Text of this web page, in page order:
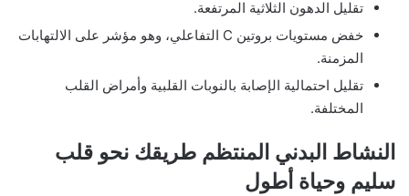
تقليل الدهون الثلاثية المرتفعة.
خفض مستويات بروتين C التفاعلي، وهو مؤشر على الالتهابات
المزمنة.
تقليل احتمالية الإصابة بالنوبات القلبية وأمراض القلب
المختلفة.
النشاط البدني المنتظم طريقك نحو قلب
سليم وحياة أطول